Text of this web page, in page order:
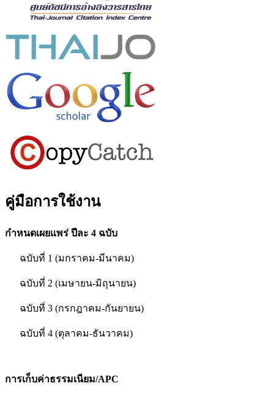
คู่มือการใช้งาน
กำหนดเผยแพร่ ปีละ 4 ฉบับ
ฉบับที่ 1 (มกราคม-มีนาคม)
ฉบับที่ 2 (เมษายน-มิถุนายน)
ฉบับที่ 3 (กรกฎาคม-กันยายน)
ฉบับที่ 4 (ตุลาคม-ธันวาคม)
การเก็บค่าธรรมเนียม/APC